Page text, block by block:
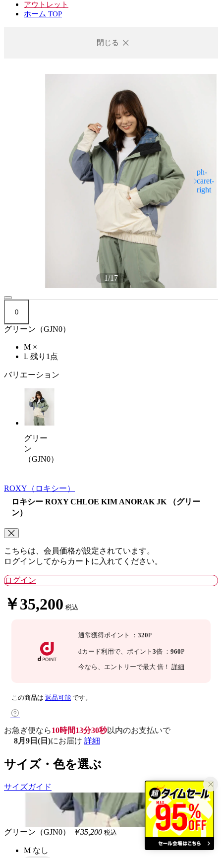
アウトレット
ホーム TOP
閉じる
1/17
0
グリーン（GJN0）
M ×
L 残り1点
バリエーション
グリー
ン
（GJN0）
ROXY （ロキシー）
ロキシー ROXY CHLOE KIM ANORAK JK （グリー
ン）
こちらは、会員価格が設定されています。
ログインしてからカートに入れてください。
ログイン
￥35,200 税込
通常獲得ポイント ： 320P
dカード利用で、 ポイント 3倍 ： 960P
今なら 、エントリーで最大 倍！ 詳細
この商品は 返品可能 です。
お急ぎ便なら10時間13分29秒以内のお支払いで
8月9日(日)にお届け 詳細
サイズ・色を選ぶ
サイズガイド
グリーン（GJN0） ￥35,200 税込
M なし